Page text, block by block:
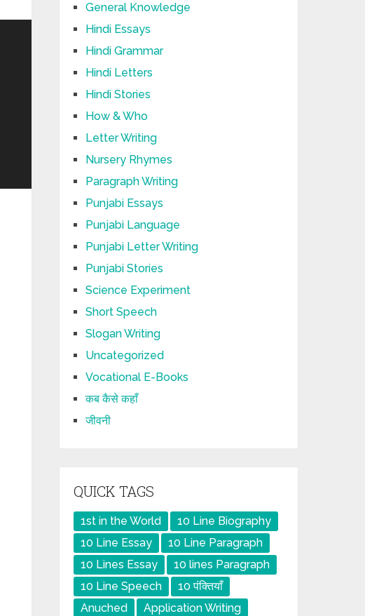
General Knowledge
Hindi Essays
Hindi Grammar
Hindi Letters
Hindi Stories
How & Who
Letter Writing
Nursery Rhymes
Paragraph Writing
Punjabi Essays
Punjabi Language
Punjabi Letter Writing
Punjabi Stories
Science Experiment
Short Speech
Slogan Writing
Uncategorized
Vocational E-Books
कब कैसे कहाँ
जीवनी
QUICK TAGS
1st in the World
10 Line Biography
10 Line Essay
10 Line Paragraph
10 Lines Essay
10 lines Paragraph
10 Line Speech
10 पंक्तियाँ
Anuched
Application Writing